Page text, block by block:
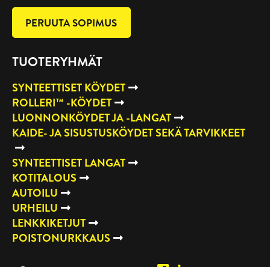
PERUUTA SOPIMUS
TUOTERYHMÄT
SYNTEETTISET KÖYDET
ROLLERI™ -KÖYDET
LUONNONKÖYDET JA -LANGAT
KAIDE- JA SISUSTUSKÖYDET SEKÄ TARVIKKEET
SYNTEETTISET LANGAT
KOTITALOUS
AUTOILU
URHEILU
LENKKIKETJUT
POISTONURKKAUS